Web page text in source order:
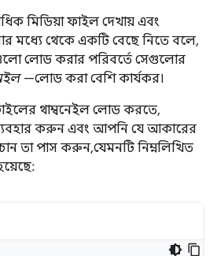
মিডিয়া ফাইল দেখায় এবং
মধ্যে থেকে একটি বেছে নিতে বলে,
লোড করার পরিবর্তে সেগুলোর
—লোড করা বেশি কার্যকর।
থাম্বনেইল লোড করতে,
করুন এবং আপনি যে আকারের
তা পাস করুন, যেমনটি নিম্নলিখিত